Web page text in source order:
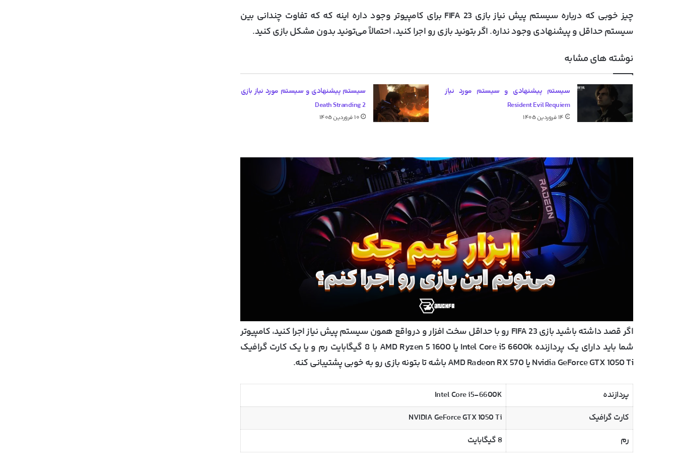
چیز خوبی که درباره سیستم پیش نیاز بازی FIFA 23 برای کامپیوتر وجود داره اینه که که تفاوت چندانی بین
سیستم حداقل و پیشنهادی وجود نداره. اگر بتونید بازی رو اجرا کنید، احتمالاً می‌تونید بدون مشکل بازی کنید.
نوشته های مشابه
سیستم پیشنهادی و سیستم مورد نیاز
Resident Evil Requiem
۱۴ فروردین ۱۴۰۵
سیستم پیشنهادی و سیستم مورد نیاز بازی
Death Stranding 2
۱۰ فروردین ۱۴۰۵
اگر قصد داشته باشید بازی FIFA 23 رو با حداقل سخت افزار و درواقع همون سیستم پیش نیاز اجرا کنید، کامپیوتر
شما باید دارای یک پردازنده Intel Core i5 6600k یا AMD Ryzen 5 1600 با 8 گیگابایت رم و یا یک کارت گرافیک
Nvidia GeForce GTX 1050 Ti یا AMD Radeon RX 570 باشه تا بتونه بازی رو به خوبی پشتیبانی کنه.
پردازنده
Intel Core i5-6600K
کارت گرافیک
NVIDIA GeForce GTX 1050 Ti
رم
8 گیگابایت